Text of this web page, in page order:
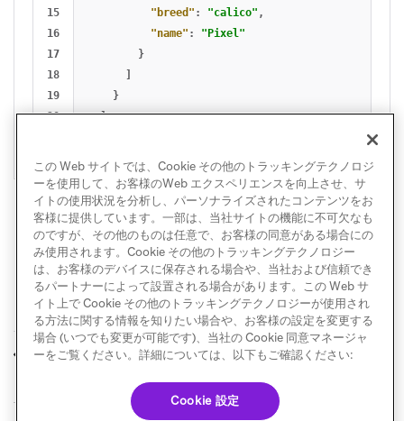
15
16
17
18
19
20
"breed" : "calico" ,
"name" :
"Pixel"
}
}
]
前へ カスタム属性 次へ 階層化カスタム属性
この Web サイトでは、Cookie その他のトラッキングテクノロジ
ーを使用して、お客様のWeb エクスペリエンスを向上させ、サ
イトの使用状況を分析し、パーソナライズされたコンテンツをお
客様に提供しています。一部は、当社サイトの機能に不可欠なも
のですが、その他のものは任意で、お客様の同意がある場合にの
み使用されます。Cookie その他のトラッキングテクノロジー
は、お客様のデバイスに保存される場合や、当社および信頼でき
るパートナーによって設置される場合があります。この Web サ
イト上で Cookie その他のトラッキングテクノロジーが使用され
る方法に関する情報を知りたい場合や、お客様の設定を変更する
場合 (いつでも変更が可能です)、当社の Cookie 同意マネージャ
ーをご覧ください。詳細については、以下もご確認ください:
Cookie 設定